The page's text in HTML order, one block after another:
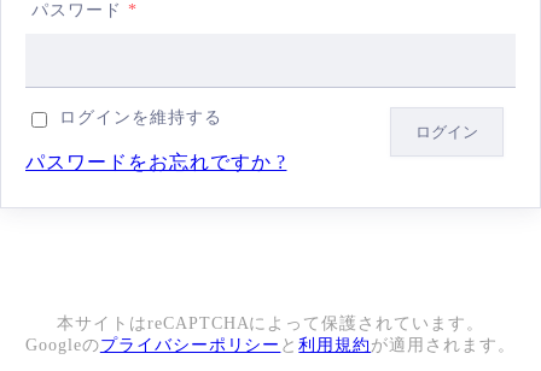
パスワード *
ログインを維持する
パスワードをお忘れですか ?
本サイトはreCAPTCHAによって保護されています。
Googleのプライバシーポリシー と利用規約 が適用されます。